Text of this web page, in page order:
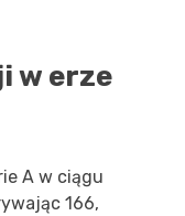
w erze
A w ciągu
166,